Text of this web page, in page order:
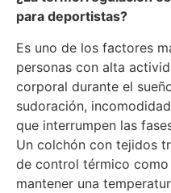
para deportistas?
Es uno de los factores
personas con alta
corporal durante el
sudoración,
que interrumpen las
Un colchón con tejidos
de control térmico
mantener una